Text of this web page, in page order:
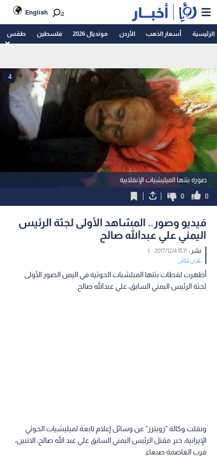
English
الرئيسية أسعار الذهب الأردن مونديال 2026 فلسطين طقس
صورة بثتها الميليشيات الإنقلابية
4
0
0
فيديو وصور.. المشاهد الأولى لجثة الرئيس
اليمني علي عبدالله صالح
نشر : 15:11 2017/12/4
|
عربي دولي
أظهرت لقطات بثتها الميلشيات الحوثية في اليمن الصور الأولى
لجثة الرئيس اليمني السابق، علي عبدالله صالح.
ونقلت وكالة "رويترز" عن وسائل إعلام تابعة لميليشيات الحوثي
الإيرانية، خبر مقتل الرئيس اليمني السابق علي عبد الله صالح، الاثنين،
قرب العاصمة صنعاء.